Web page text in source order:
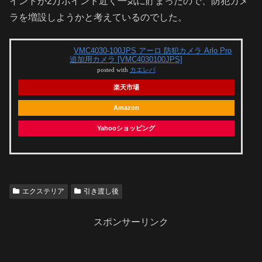
ラを増設しようかと考えているのでした。
VMC4030-100JPS アーロ 防犯カメラ Arlo Pro
追加用カメラ [VMC4030100JPS]
posted with カエレバ
楽天市場
Amazon
Yahooショッピング
エクステリア 引き渡し後
スポンサーリンク